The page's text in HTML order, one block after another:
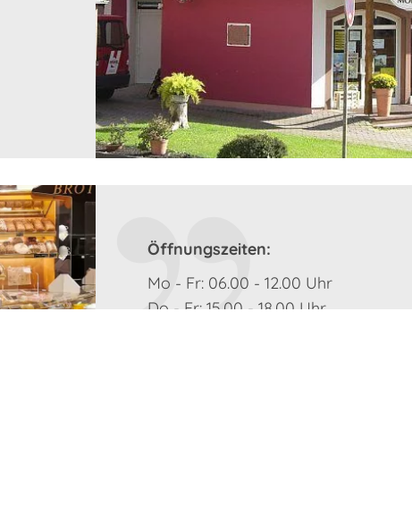
Öffnungszeiten:
Mo - Fr: 06.00 - 12.00 Uhr
Do - Fr: 15.00 - 18.00 Uhr